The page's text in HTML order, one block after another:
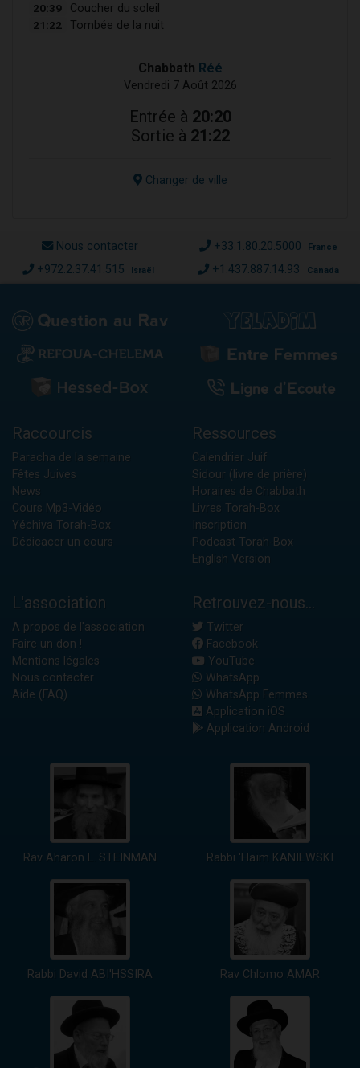
20:39 Coucher du soleil
21:22 Tombée de la nuit
Chabbath Réé
Vendredi 7 Août 2026
Entrée à 20:20
Sortie à 21:22
Changer de ville
Nous contacter +33.1.80.20.5000 France
+972.2.37.41.515 Israël +1.437.887.14.93 Canada
Raccourcis
Paracha de la semaine
Fêtes Juives
News
Cours Mp3-Vidéo
Yéchiva Torah-Box
Dédicacer un cours
Ressources
Calendrier Juif
Sidour (livre de prière)
Horaires de Chabbath
Livres Torah-Box
Inscription
Podcast Torah-Box
English Version
L'association
A propos de l'association
Faire un don !
Mentions légales
Nous contacter
Aide (FAQ)
Retrouvez-nous...
Twitter
Facebook
YouTube
WhatsApp
WhatsApp Femmes
Application iOS
Application Android
Rav Aharon L. STEINMAN Rabbi 'Haïm KANIEWSKI
Rabbi David ABI'HSSIRA Rav Chlomo AMAR